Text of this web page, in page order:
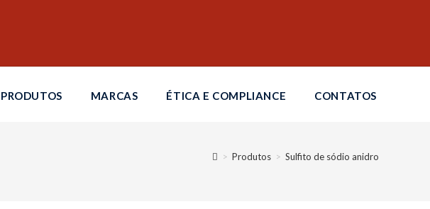
PRODUTOS MARCAS ÉTICA E COMPLIANCE CONTATOS
> Produtos > Sulfito de sódio anidro